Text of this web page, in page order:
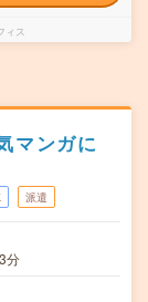
ィス
マンガに
派遣
分